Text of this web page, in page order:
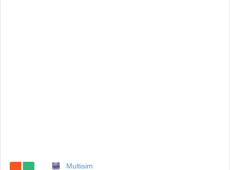
Multisim